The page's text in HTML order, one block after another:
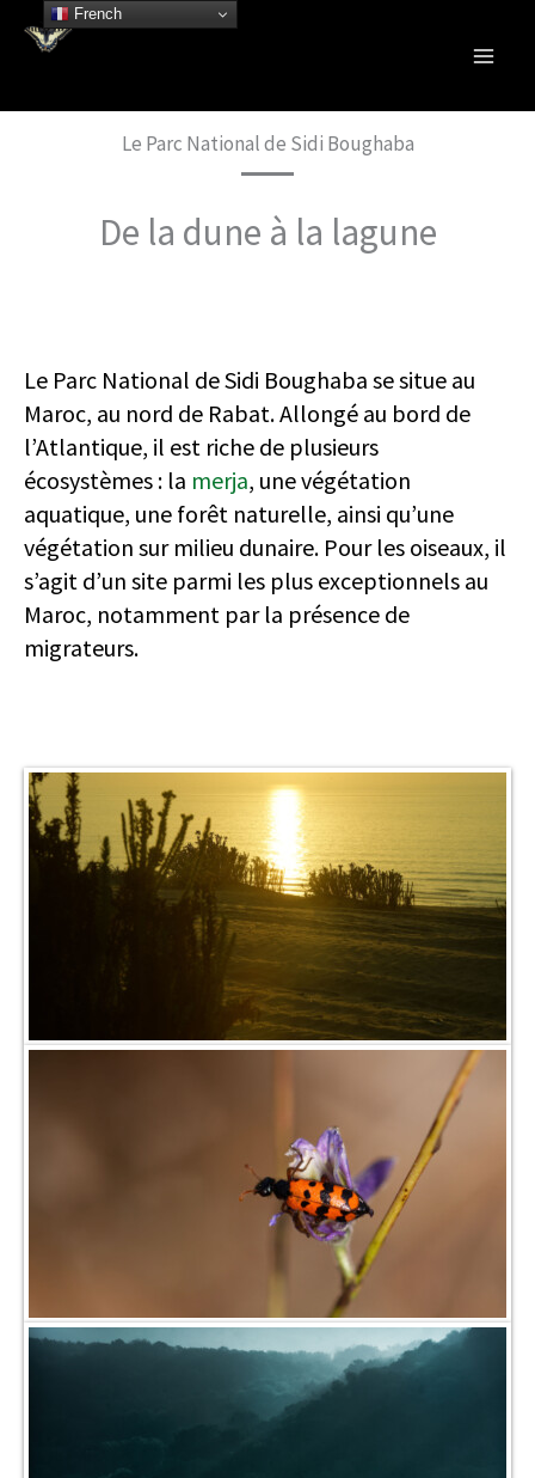
Le Parc National de Sidi Boughaba
De la dune à la lagune
Le Parc National de Sidi Boughaba se situe au
Maroc, au nord de Rabat. Allongé au bord de
l’Atlantique, il est riche de plusieurs
écosystèmes : la merja, une végétation
aquatique, une forêt naturelle, ainsi qu’une
végétation sur milieu dunaire. Pour les oiseaux, il
s’agit d’un site parmi les plus exceptionnels au
Maroc, notamment par la présence de
migrateurs.
French